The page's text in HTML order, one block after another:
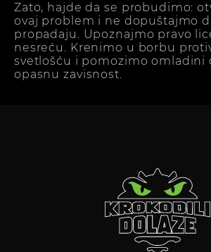
Zato, hajde da se probudimo:
ovaj problem i ne dopuštajmo
propadaju. Upoznajmo pravo
nesreću. Krenimo u borbu
svetlošću i pomozimo omladini
opasnu zavisnost.